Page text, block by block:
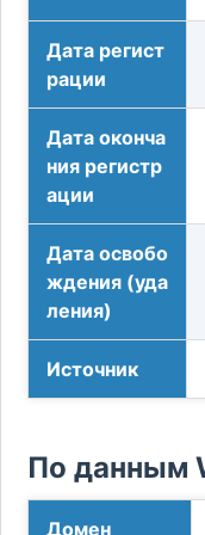
Дата регист
рации
Дата оконча
ния регистр
ации
Дата освобо
ждения (уда
ления)
Источник
По данным
Домен